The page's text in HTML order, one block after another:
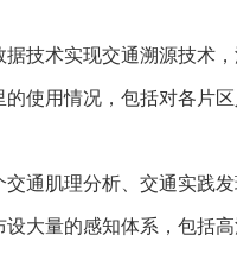
术实现交通溯源技术，
使用情况，包括对各片区
肌理分析、交通实践发
大量的感知体系，包括